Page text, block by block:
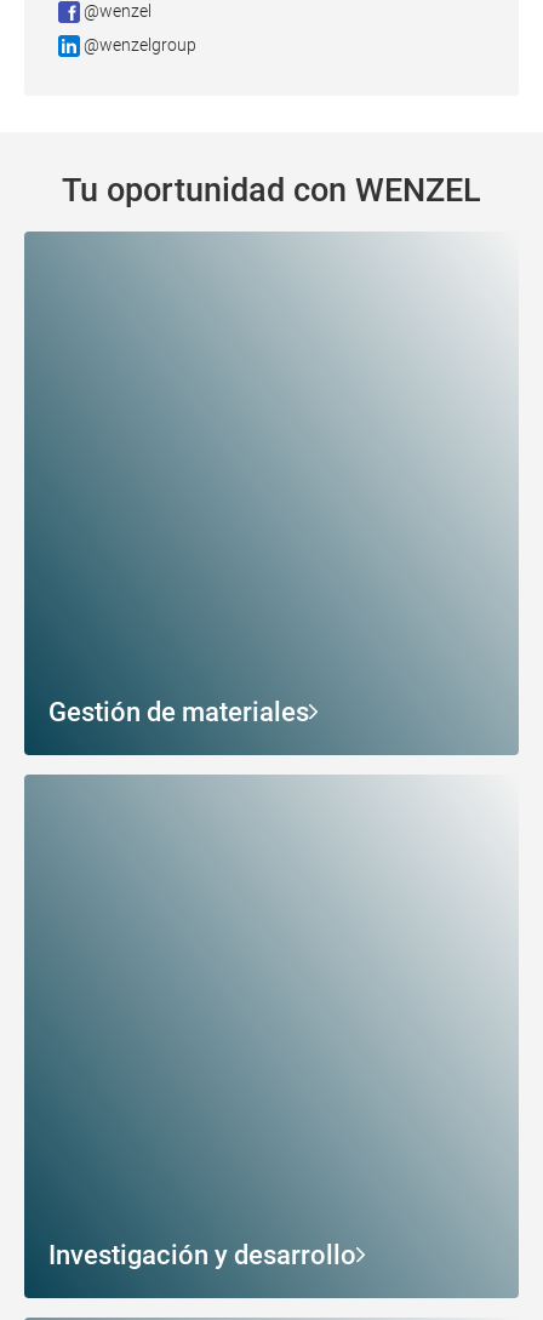
@wenzel
@wenzelgroup
Tu oportunidad con WENZEL
Gestión de materiales
Investigación y desarrollo